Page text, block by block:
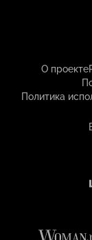
О проекте
Политика